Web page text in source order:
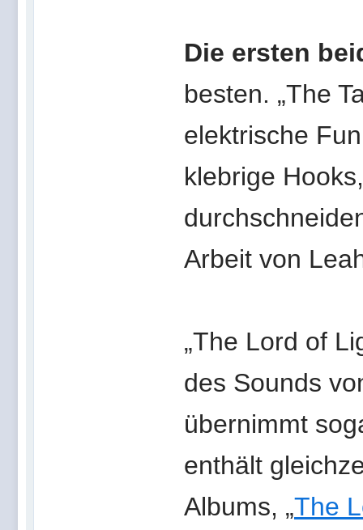
Die ersten
besten. „The
elektrische
klebrige
Arbeit von
„The Lord of
des Sounds
übernimmt
enthält
Albums, „The